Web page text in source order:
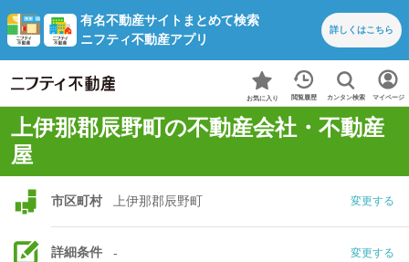
有名不動産サイトまとめて検索
ニフティ不動産アプリ
詳しくはこちら
お気に入り 閲覧履歴 カンタン検索 マイページ
上伊那郡辰野町の不動産会社・不動産
屋
市区町村 上伊那郡辰野町 変更する
詳細条件 - 変更する